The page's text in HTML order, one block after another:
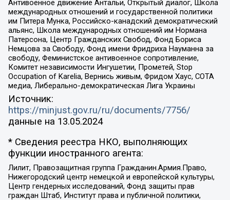
Антивоенное движение Антальи, Открытый диалог, Школа
международных отношений и государственной политики
им Питера Мунка, Российско-канадский демократический
альянс, Школа международных отношений им Нормана
Патерсона, Центр Гражданских Свобод, Фонд Бориса
Немцова за Свободу, Фонд имени Фридриха Науманна за
свободу, Феминистское антивоенное сопротивление,
Комитет независимости Ингушетии, Прометей, Stop
Occupation of Karelia, Вернись живым, Фридом Хаус, СОТА
медиа, Либерально-демократическая Лига Украины
Источник:
https://minjust.gov.ru/ru/documents/7756/
данные на 13.05.2024
* Сведения реестра НКО, выполняющих
функции иностранного агента:
Лилит, Правозащитная группа Гражданин.Армия.Право,
Нижегородский центр немецкой и европейской культуры,
Центр гендерных исследований, Фонд защиты прав
граждан Штаб, Институт права и публичной политики,